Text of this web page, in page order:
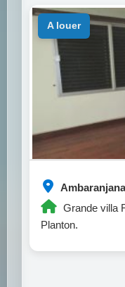
Ambaranjana
Grande villa
Planton.
a louer